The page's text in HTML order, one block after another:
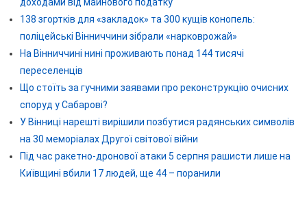
доходами від майнового податку
138 згортків для «закладок» та 300 кущів конопель:
поліцейські Вінниччини зібрали «нарковрожай»
На Вінниччині нині проживають понад 144 тисячі
переселенців
Що стоїть за гучними заявами про реконструкцію очисних
споруд у Сабарові?
У Вінниці нарешті вирішили позбутися радянських символів
на 30 меморіалах Другої світової війни
Під час ракетно-дронової атаки 5 серпня рашисти лише на
Київщині вбили 17 людей, ще 44 – поранили